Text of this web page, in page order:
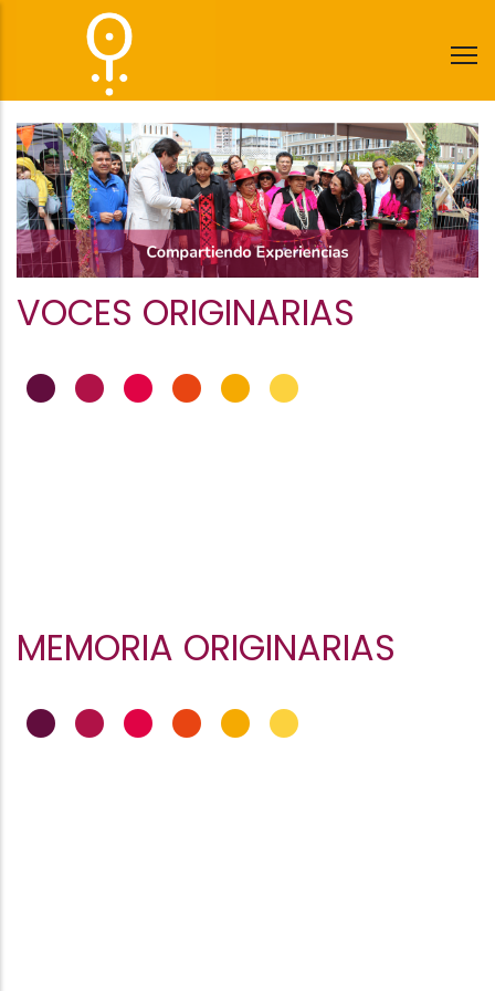
principal
VOCES ORIGINARIAS
••••••
MEMORIA ORIGINARIAS
••••••